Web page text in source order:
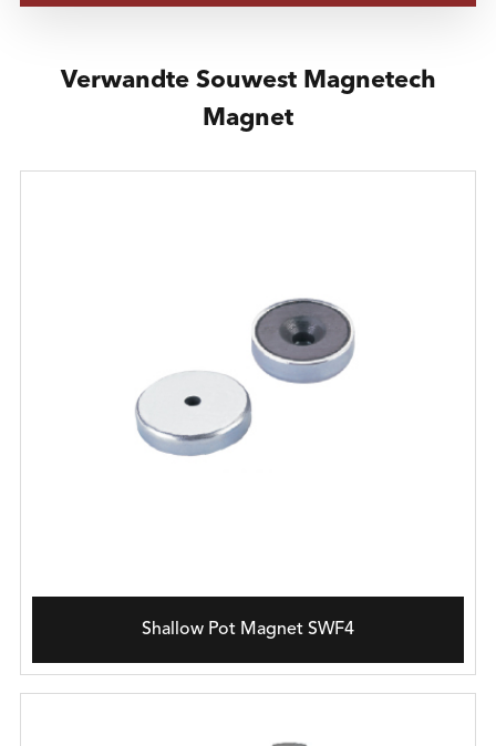
Verwandte Souwest Magnetech
Magnet
Shallow Pot Magnet SWF4